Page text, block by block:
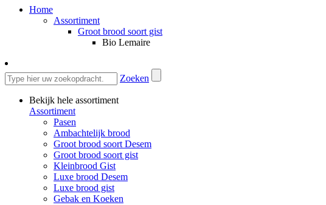
Home
Assortiment
Groot brood soort gist
Bio Lemaire
Zoeken
Bekijk hele assortiment
Assortiment
Pasen
Ambachtelijk brood
Groot brood soort Desem
Groot brood soort gist
Kleinbrood Gist
Luxe brood Desem
Luxe brood gist
Gebak en Koeken